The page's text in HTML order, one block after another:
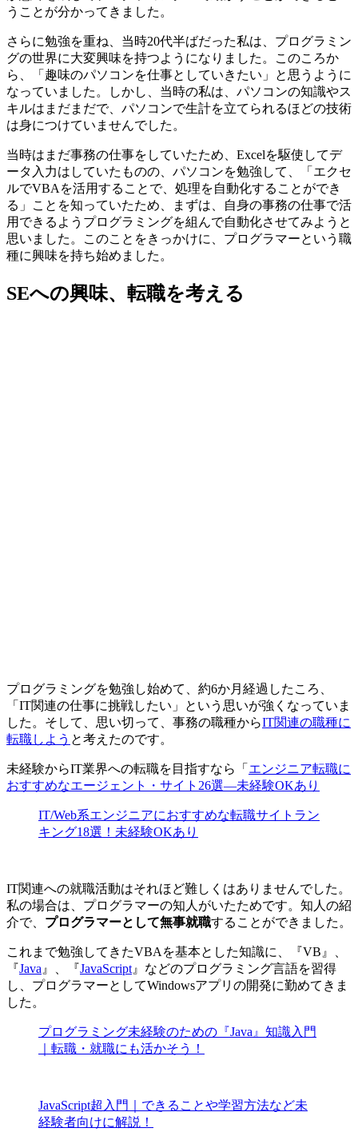
うことが分かってきました。
さらに勉強を重ね、当時20代半ばだった私は、プログラミン
グの世界に大変興味を持つようになりました。このころか
ら、「趣味のパソコンを仕事としていきたい」と思うように
なっていました。しかし、当時の私は、パソコンの知識やス
キルはまだまだで、パソコンで生計を立てられるほどの技術
は身につけていませんでした。
当時はまだ事務の仕事をしていたため、Excelを駆使してデ
ータ入力はしていたものの、パソコンを勉強して、「エクセ
ルでVBAを活用することで、処理を自動化することができ
る」ことを知っていたため、まずは、自身の事務の仕事で活
用できるようプログラミングを組んで自動化させてみようと
思いました。このことをきっかけに、 プログラマーという職
種に興味を持ち始めました 。
SEへの興味、転職を考える
プログラミングを勉強し始めて、約6か月経過したころ、
「IT関連の仕事に挑戦したい」という思いが強くなっていま
した。そして、思い切って、事務の職種からIT関連の職種に
転職しよう と考えたのです。
未経験からIT業界への転職を目指すなら「 エンジニア転職に
おすすめなエージェント・サイト26選―未経験OKあり
IT/Web系エンジニアにおすすめな転職サイトラン
キング18選！未経験OKあり
IT関連への就職活動はそれほど難しくはありませんでした。
私の場合は、プログラマーの知人がいたためです。知人の紹
介で、 プログラマーとして無事就職することができました。
これまで勉強してきたVBAを基本とした知識に、『VB』、
『Java 』、『JavaScript 』などのプログラミング言語を習得
し、プログラマーとしてWindowsアプリの開発に勤めてきま
した。
プログラミング未経験のための『Java』知識入門
｜転職・就職にも活かそう！
JavaScript超入門｜できることや学習方法など未
経験者向けに解説！